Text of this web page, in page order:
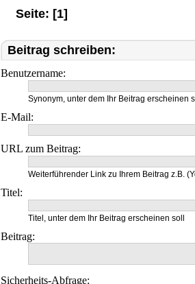
Seite: [1]
Beitrag schreiben:
Benutzername:
Synonym, unter dem Ihr Beitrag erscheinen
E-Mail:
URL zum Beitrag:
Weiterführender Link zu Ihrem Beitrag z.B.
Titel:
Titel, unter dem Ihr Beitrag erscheinen soll
Beitrag:
Sicherheits-Abfrage: